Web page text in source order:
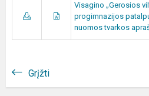
Visagino „Gerosios
progimnazijos
nuomos tvarkos
Grįžti